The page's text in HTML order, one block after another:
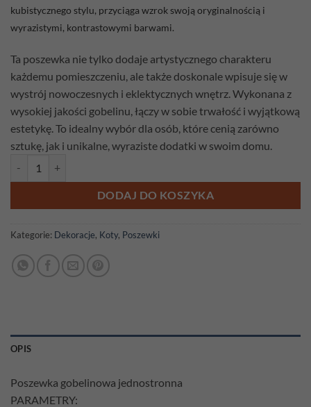
kubistycznego stylu, przyciąga wzrok swoją oryginalnością i
wyrazistymi, kontrastowymi barwami.
Ta poszewka nie tylko dodaje artystycznego charakteru
każdemu pomieszczeniu, ale także doskonale wpisuje się w
wystrój nowoczesnych i eklektycznych wnętrz. Wykonana z
wysokiej jakości gobelinu, łączy w sobie trwałość i wyjątkową
estetykę. To idealny wybór dla osób, które cenią zarówno
sztukę, jak i unikalne, wyraziste dodatki w swoim domu.
DODAJ DO KOSZYKA
Kategorie: Dekoracje, Koty, Poszewki
OPIS
Poszewka gobelinowa jednostronna
PARAMETRY: